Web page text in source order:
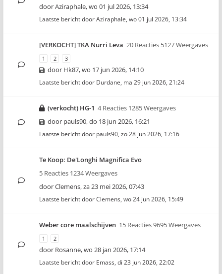
doorAziraphale,wo 01 jul 2026, 13:34
Laatste bericht doorAziraphale, wo 01 jul 2026, 13:34
[VERKOCHT] TKA Nurri Leva 20 Reacties 5127 Weergaves
1 2 3
door Hk87,wo 17 jun 2026, 14:10
Laatste bericht door Durdane, ma 29 jun 2026, 21:24
(verkocht) HG-1 4 Reacties 1285 Weergaves
door pauls90,do 18 jun 2026, 16:21
Laatste bericht door pauls90, zo 28 jun 2026, 17:16
Te Koop: De'Longhi Magnifica Evo
5 Reacties 1234 Weergaves
doorClemens,za 23 mei 2026, 07:43
Laatste bericht doorClemens, wo 24 jun 2026, 15:49
Weber core maalschijven 15 Reacties 9695 Weergaves
1 2
door Rosanne,wo 28 jan 2026, 17:14
Laatste bericht door Emass, di 23 jun 2026, 22:02